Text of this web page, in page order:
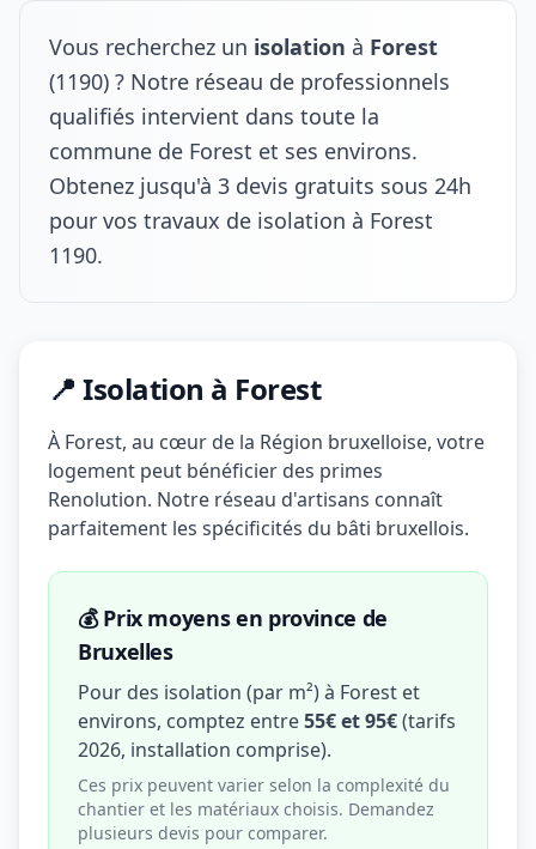
Vous recherchez un isolation à Forest
(1190) ? Notre réseau de professionnels
qualifiés intervient dans toute la
commune de Forest et ses environs.
Obtenez jusqu'à 3 devis gratuits sous 24h
pour vos travaux de isolation à Forest
1190.
📍 Isolation à Forest
À Forest, au cœur de la Région bruxelloise, votre
logement peut bénéficier des primes
Renolution. Notre réseau d'artisans connaît
parfaitement les spécificités du bâti bruxellois.
💰 Prix moyens en province de
Bruxelles
Pour des isolation (par m²) à Forest et
environs, comptez entre55€ et 95€(tarifs
2026, installation comprise).
Ces prix peuvent varier selon la complexité du
chantier et les matériaux choisis. Demandez
plusieurs devis pour comparer.